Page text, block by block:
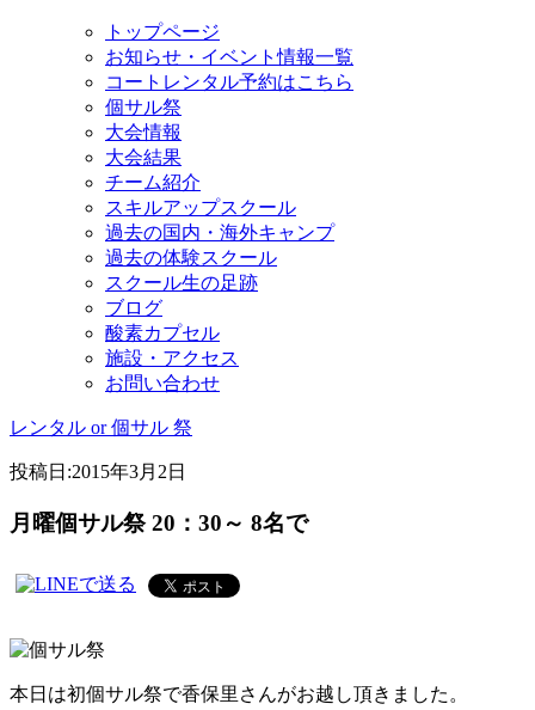
トップページ
お知らせ・イベント情報一覧
コートレンタル予約はこちら
個サル祭
大会情報
大会結果
チーム紹介
スキルアップスクール
過去の国内・海外キャンプ
過去の体験スクール
スクール生の足跡
ブログ
酸素カプセル
施設・アクセス
お問い合わせ
レンタル or 個サル 祭
投稿日:2015年3月2日
月曜個サル祭 20：30～ 8名で
本日は初個サル祭で香保里さんがお越し頂きました。